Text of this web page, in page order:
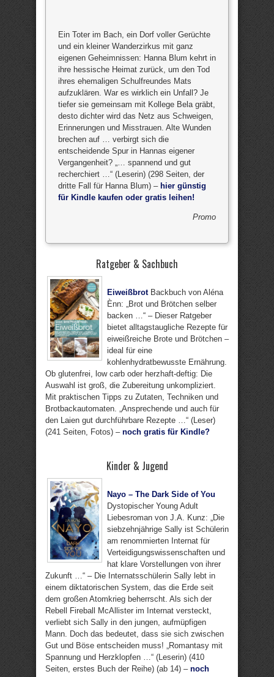
Ein Toter im Bach, ein Dorf voller Gerüchte
und ein kleiner Wanderzirkus mit ganz
eigenen Geheimnissen: Hanna Blum kehrt in
ihre hessische Heimat zurück, um den Tod
ihres ehemaligen Schulfreundes Mats
aufzuklären. War es wirklich ein Unfall? Je
tiefer sie gemeinsam mit Kollege Bela gräbt,
desto dichter wird das Netz aus Schweigen,
Erinnerungen und Misstrauen. Alte Wunden
brechen auf … verbirgt sich die
entscheidende Spur in Hannas eigener
Vergangenheit? „… spannend und gut
recherchiert …“ (Leserin) (298 Seiten, der
dritte Fall für Hanna Blum) – hier günstig
für Kindle kaufen oder gratis leihen!
Promo
Ratgeber & Sachbuch
EiweißbrotBackbuch von Aléna
Ènn: „Brot und Brötchen selber
backen …“ – Dieser Ratgeber
bietet alltagstaugliche Rezepte für
eiweißreiche Brote und Brötchen –
ideal für eine
kohlenhydratbewusste Ernährung.
Ob glutenfrei, low carb oder herzhaft-deftig: Die
Auswahl ist groß, die Zubereitung unkompliziert.
Mit praktischen Tipps zu Zutaten, Techniken und
Brotbackautomaten. „Ansprechende und auch für
den Laien gut durchführbare Rezepte …“ (Leser)
(241 Seiten, Fotos) – noch gratis für Kindle?
Kinder & Jugend
Nayo – The Dark Side of You
Dystopischer Young Adult
Liebesroman von J.A. Kunz: „Die
siebzehnjährige Sally ist Schülerin
am renommierten Internat für
Verteidigungswissenschaften und
hat klare Vorstellungen von ihrer
Zukunft …“ – Die Internatsschülerin Sally lebt in
einem diktatorischen System, das die Erde seit
dem großen Atomkrieg beherrscht. Als sich der
Rebell Fireball McAllister im Internat versteckt,
verliebt sich Sally in den jungen, aufmüpfigen
Mann. Doch das bedeutet, dass sie sich zwischen
Gut und Böse entscheiden muss! „Romantasy mit
Spannung und Herzklopfen …“ (Leserin) (410
Seiten, erstes Buch der Reihe) (ab 14) – noch